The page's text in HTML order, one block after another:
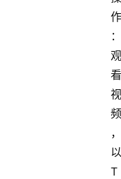
作
：
观
看
视
频
，
以
T